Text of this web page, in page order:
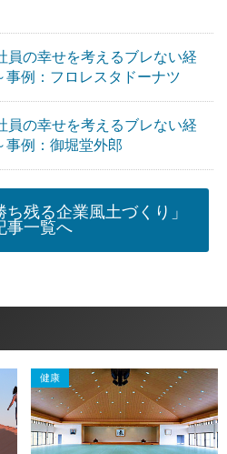
の幸せを考えるブレない経
事例：フロレスタドーナツ
の幸せを考えるブレない経
事例：御堀堂外郎
ち残る企業風土づくり」
事一覧へ
健康